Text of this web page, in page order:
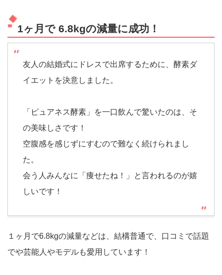
1ヶ月で 6.8kgの減量に成功！
友人の結婚式にドレスで出席するために、酵素ダ
イエットを決意しました。
「ピュアネス酵素」を一口飲んで驚いたのは、そ
の美味しさです！
空腹感を感じずにすむので難なく続けられまし
た。
会う人みんなに「痩せたね！」と言われるのが嬉
しいです！
１ヶ月で6.8kgの減量などは、結構普通で、口コミで話題
でや芸能人やモデルも愛用しています！